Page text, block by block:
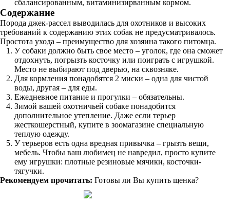
сбалансированным, витаминизирванным кормом.
Содержание
Порода джек-рассел выводилась для охотников и высоких
требований к содержанию этих собак не предусматривалось.
Простота ухода – преимущество для хозяина такого питомца.
У собаки должно быть свое место – уголок, где она сможет
отдохнуть, погрызть косточку или поиграть с игрушкой.
Место не выбирают под дверью, на сквозняке.
Для кормления понадобятся 2 миски – одна для чистой
воды, другая – для еды.
Ежедневное питание и прогулки – обязательны.
Зимой вашей охотничьей собаке понадобится
дополнительное утепление. Даже если терьер
жесткошерстный, купите в зоомагазине специальную
теплую одежду.
У терьеров есть одна вредная привычка – грызть вещи,
мебель. Чтобы ваш любимец не навредил, просто купите
ему игрушки: плотные резиновые мячики, косточки-
тягучки.
Рекомендуем прочитать: Готовы ли Вы купить щенка?